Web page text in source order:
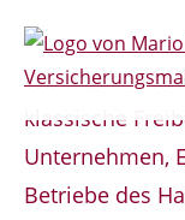
Wir machen
klassische
Unternehmen,
Betriebe des